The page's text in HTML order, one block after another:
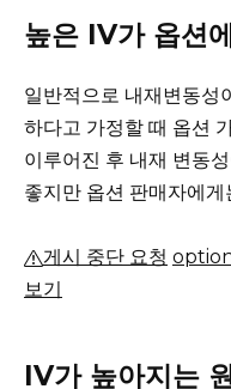
높은 IV가 옵션
일반적으로 내재변동성
하다고 가정할 때 옵션
이루어진 후 내재 변동
좋지만 옵션 판매자에게
게시 중단 요청
보기
IV가 높아지는